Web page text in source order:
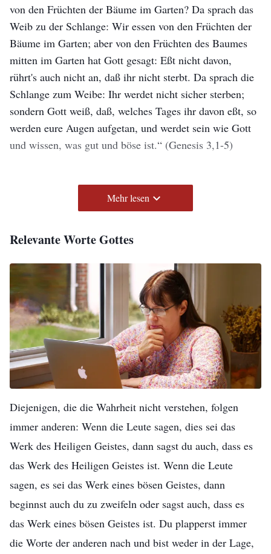
von den Früchten der Bäume im Garten? Da sprach das
Weib zu der Schlange: Wir essen von den Früchten der
Bäume im Garten; aber von den Früchten des Baumes
mitten im Garten hat Gott gesagt: Eßt nicht davon,
rührt's auch nicht an, daß ihr nicht sterbt. Da sprach die
Schlange zum Weibe: Ihr werdet nicht sicher sterben;
sondern Gott weiß, daß, welches Tages ihr davon eßt, so
werden eure Augen aufgetan, und werdet sein wie Gott
und wissen, was gut und böse ist.“ (Genesis 3,1-5)
Vaters Lust wollt ihr tun. Der ist ein Mörder von Anfang
und ist nicht bestanden in der Wahrheit; denn die
redet er von seinem Eigenen; denn er ist ein Lügner und
ein Vater derselben.“(Johannes 8,44)
„Wer von Gott ist, der hört Gottes Worte; darum hört ihr
nicht, denn ihr seid nicht von Gott.“(Johannes 8,47)
Mehr lesen
Relevante Worte Gottes
Diejenigen, die die Wahrheit nicht verstehen, folgen
immer anderen: Wenn die Leute sagen, dies sei das
Werk des Heiligen Geistes, dann sagst du auch, dass es
das Werk des Heiligen Geistes ist. Wenn die Leute
sagen, es sei das Werk eines bösen Geistes, dann
beginnst auch du zu zweifeln oder sagst auch, dass es
das Werk eines bösen Geistes ist. Du plapperst immer
die Worte der anderen nach und bist weder in der Lage,